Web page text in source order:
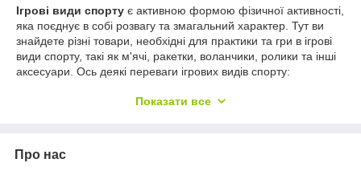
Ігрові види спорту є активною формою фізичної активності,
яка поєднує в собі розвагу та змагальний характер. Тут ви
знайдете різні товари, необхідні для практики та гри в ігрові
види спорту, такі як м'ячі, ракетки, воланчики, ролики та інші
аксесуари. Ось деякі переваги ігрових видів спорту:
забезпечують інтенсивну фізичну активність, яка
Розвага та емоційне благополуччя
Показати все
Про нас